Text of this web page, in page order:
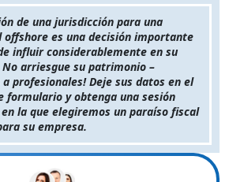
de una jurisdicción para una
offshore es una decisión importante
influir considerablemente en su
No arriesgue su patrimonio –
a profesionales! Deje sus datos en el
formulario y obtenga una sesión
la que elegiremos un paraíso fiscal
su empresa.